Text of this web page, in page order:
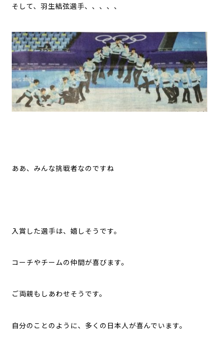
そして、羽生結弦選手、、、、、
ああ、みんな挑戦者なのですね
入賞した選手は、嬉しそうです。
コーチやチームの仲間が喜びます。
ご両親もしあわせそうです。
自分のことのように、多くの日本人が喜んでいます。